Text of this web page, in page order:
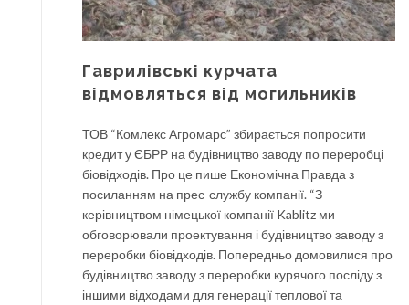
Гаврилівські курчата
відмовляться від могильників
ТОВ “Комлекс Агромарс” збирається попросити
кредит у ЄБРР на будівництво заводу по переробці
біовідходів. Про це пише Економічна Правда з
посиланням на прес-службу компанії. “З
керівництвом німецької компанії Kablitz ми
обговорювали проектування і будівництво заводу з
переробки біовідходів. Попередньо домовилися про
будівництво заводу з переробки курячого посліду з
іншими відходами для генерації теплової та